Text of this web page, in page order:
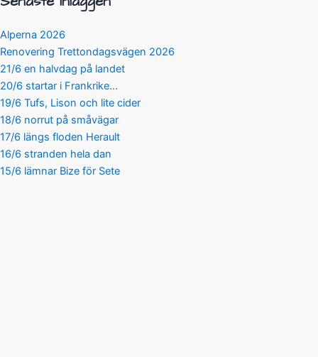
Alperna 2026
Renovering Trettondagsvägen 2026
21/6 en halvdag på landet
20/6 startar i Frankrike…
19/6 Tufs, Lison och lite cider
18/6 norrut på småvägar
17/6 längs floden Herault
16/6 stranden hela dan
15/6 lämnar Bize för Sete